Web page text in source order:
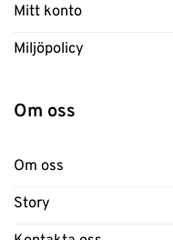
Mitt konto
Miljöpolicy
Om oss
Om oss
Story